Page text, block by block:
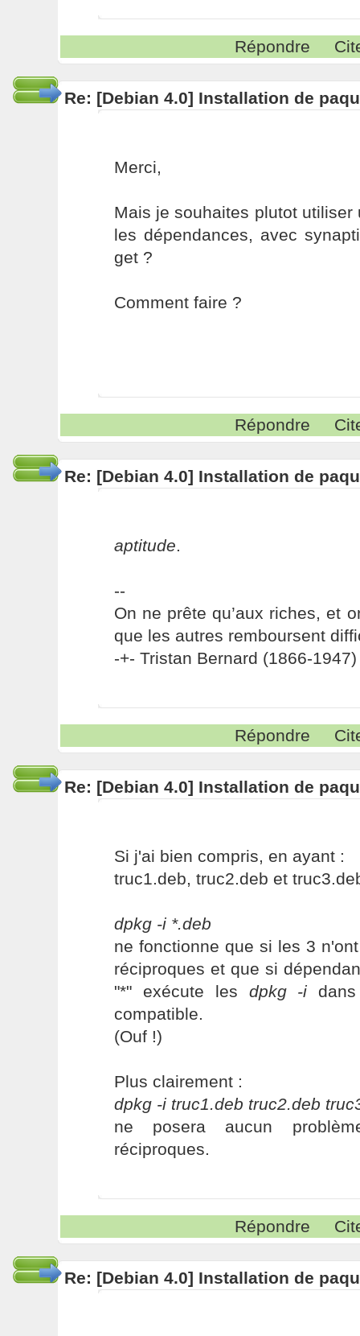
Répondre
Re: [Debian 4.0] Installation de
Merci,
Mais je souhaites plutot utiliser
les dépendances, avec
get ?
Comment faire ?
Répondre
Re: [Debian 4.0] Installation de
aptitude.
--
On ne prête qu’aux riches, et
que les autres remboursent
-+- Tristan Bernard (1866-1947)
Répondre
Re: [Debian 4.0] Installation de
Si j'ai bien compris, en ayant :
truc1.deb, truc2.deb et
dpkg -i *.deb
ne fonctionne que si les 3
réciproques et que si
"*" exécute les dpkg -i
compatible.
(Ouf !)
Plus clairement :
dpkg -i truc1.deb truc2.deb
ne posera aucun
réciproques.
Répondre
Re: [Debian 4.0] Installation de